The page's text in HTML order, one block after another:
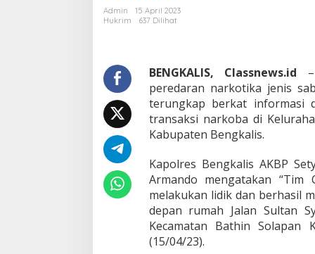
r
a
b
u
d
e
c
a
m
a
t
a
Admin
15 April 2023
Hukrim
637 Dilihat
BENGKALIS, Classnews.id –
peredaran narkotika jenis
terungkap berkat informasi
transaksi narkoba di
Kabupaten Bengkalis.
Kapolres Bengkalis AKBP
Armando mengatakan “Tim
melakukan lidik dan berhasil
depan rumah Jalan Sultan
Kecamatan Bathin Solapan
(15/04/23).